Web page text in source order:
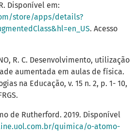
Disponível em:
store/apps/details?
. Acesso
R. C. Desenvolvimento, utilização
aumentada em aulas de física.
na Educação, v. 15 n. 2, p. 1- 10,
de Rutherford. 2019. Disponível
quimica/o-atomo-